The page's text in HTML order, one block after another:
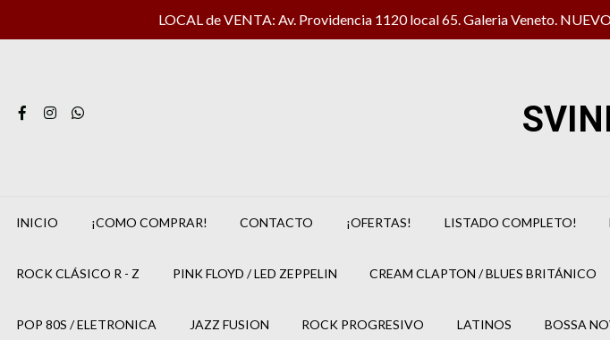
LOCAL de VENTA: Av. Providencia 1120 local 65. Galeria Veneto.
INICIO ¡COMO COMPRAR! CONTACTO ¡OFERTAS! LISTADO COMPLETO!
ROCK CLÁSICO R - Z PINK FLOYD / LED ZEPPELIN CREAM CLAPTON / BLUES BRITÁNICO
POP 80S / ELETRONICA JAZZ FUSION ROCK PROGRESIVO LATINOS BOSSA